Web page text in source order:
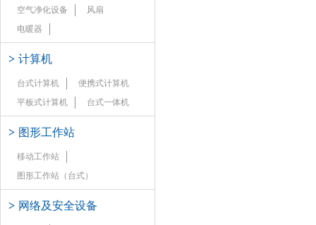
空气净化设备
风扇
电暖器
> 计算机
台式计算机
便携式计算机
平板式计算机
台式一体机
> 图形工作站
移动工作站
图形工作站（台式）
> 网络及安全设备